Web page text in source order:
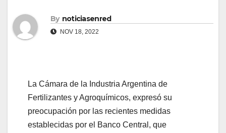
By noticiasenred
NOV 18, 2022
La Cámara de la Industria Argentina de
Fertilizantes y Agroquímicos, expresó su
preocupación por las recientes medidas
establecidas por el Banco Central, que